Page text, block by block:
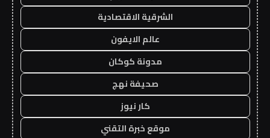
الشرقية الاقتصادية
عالم الايفون
مدونة كوكان
صحيفة نهج
كار نيوز
موقع خبرة التقني